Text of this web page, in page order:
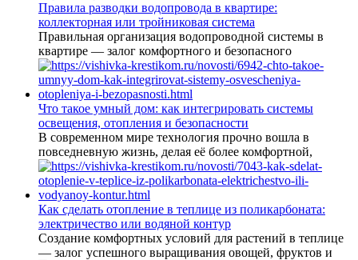
Правила разводки водопровода в квартире:
коллекторная или тройниковая система
Правильная организация водопроводной системы в
квартире — залог комфортного и безопасного
Что такое умный дом: как интегрировать системы
освещения, отопления и безопасности
В современном мире технология прочно вошла в
повседневную жизнь, делая её более комфортной,
Как сделать отопление в теплице из поликарбоната:
электричество или водяной контур
Создание комфортных условий для растений в теплице
— залог успешного выращивания овощей, фруктов и